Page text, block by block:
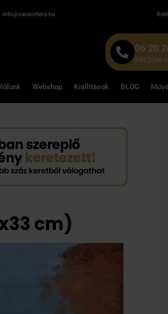
info@vandorfeny.hu
06 20
Kérdése
Webshop Kiállítások BLOG
cm)